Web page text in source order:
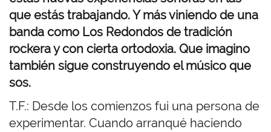
que estás trabajando. Y más viniendo de una
banda como Los Redondos de tradición
rockera y con cierta ortodoxia. Que imagino
también sigue construyendo el músico que
sos.
T.F.: Desde los comienzos fui una persona de
experimentar. Cuando arranqué haciendo